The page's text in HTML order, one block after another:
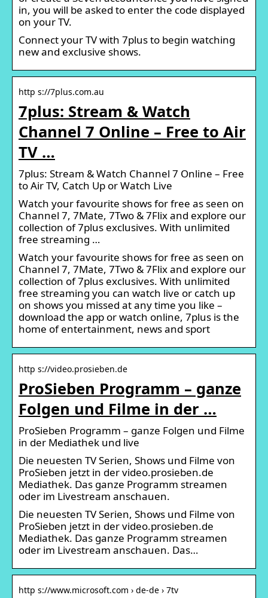
in, you will be asked to enter the code displayed
on your TV.
Connect your TV with 7plus to begin watching
new and exclusive shows.
http s://7plus.com.au
7plus: Stream & Watch
Channel 7 Online – Free to Air
TV …
7plus: Stream & Watch Channel 7 Online – Free
to Air TV, Catch Up or Watch Live
Watch your favourite shows for free as seen on
Channel 7, 7Mate, 7Two & 7Flix and explore our
collection of 7plus exclusives. With unlimited
free streaming …
Watch your favourite shows for free as seen on
Channel 7, 7Mate, 7Two & 7Flix and explore our
collection of 7plus exclusives. With unlimited
free streaming you can watch live or catch up
on shows you missed at any time you like –
download the app or watch online, 7plus is the
home of entertainment, news and sport
http s://video.prosieben.de
ProSieben Programm – ganze
Folgen und Filme in der …
ProSieben Programm – ganze Folgen und Filme
in der Mediathek und live
Die neuesten TV Serien, Shows und Filme von
ProSieben jetzt in der video.prosieben.de
Mediathek. Das ganze Programm streamen
oder im Livestream anschauen.
Die neuesten TV Serien, Shows und Filme von
ProSieben jetzt in der video.prosieben.de
Mediathek. Das ganze Programm streamen
oder im Livestream anschauen. Das…
http s://www.microsoft.com › de-de › 7tv